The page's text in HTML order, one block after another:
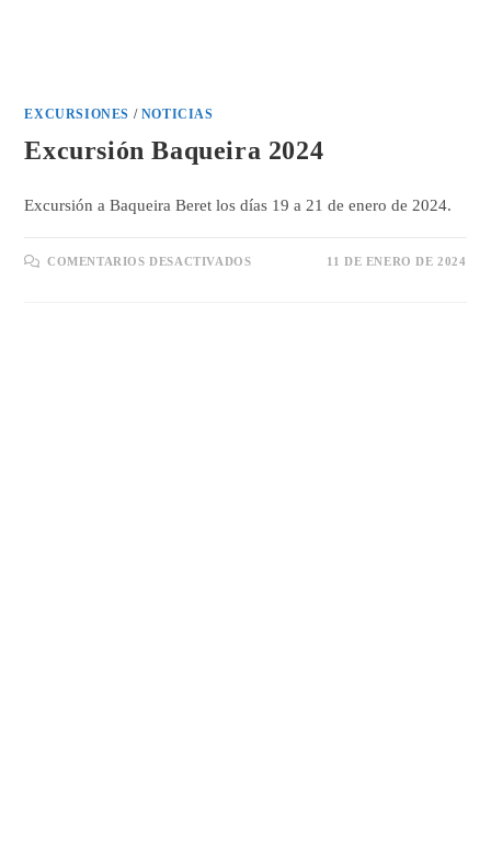
EXCURSIONES / NOTICIAS
Excursión Baqueira 2024
Excursión a Baqueira Beret los días 19 a 21 de enero de 2024.
COMENTARIOS DESACTIVADOSEN
11 DE ENERO DE 2024